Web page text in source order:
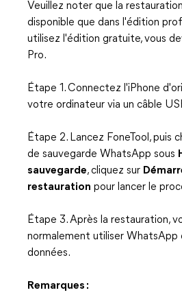
Veuillez noter que la
disponible que dans l'édition
utilisez l'édition gratuite, vous
Pro.
Étape 1. Connectez l'iPhone
votre ordinateur via un câble
Étape 2. Lancez FoneTool, puis
de sauvegarde WhatsApp sous
sauvegarde, cliquez sur
restauration pour lancer le
Étape 3. Après la restauration,
normalement utiliser WhatsApp
données.
Remarques :